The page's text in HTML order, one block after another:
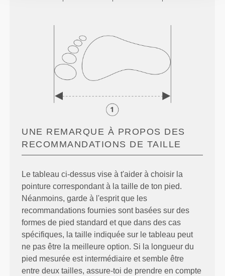
UNE REMARQUE À PROPOS DES
RECOMMANDATIONS DE TAILLE
Le tableau ci-dessus vise à t'aider à choisir la
pointure correspondant à la taille de ton pied.
Néanmoins, garde à l'esprit que les
recommandations fournies sont basées sur des
formes de pied standard et que dans des cas
spécifiques, la taille indiquée sur le tableau peut
ne pas être la meilleure option. Si la longueur du
pied mesurée est intermédiaire et semble être
entre deux tailles, assure-toi de prendre en compte